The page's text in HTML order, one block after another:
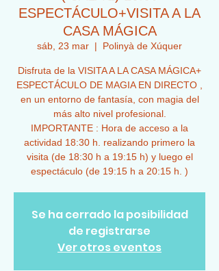
ESPECTÁCULO+VISITA A LA
CASA MÁGICA
sáb, 23 mar
  |
Polinyà de Xúquer
Disfruta de la VISITA A LA CASA MÁGICA+
ESPECTÁCULO DE MAGIA EN DIRECTO ,
en un entorno de fantasía, con magia del
más alto nivel profesional.
IMPORTANTE : Hora de acceso a la
actividad 18:30 h. realizando primero la
visita (de 18:30 h a 19:15 h) y luego el
espectáculo (de 19:15 h a 20:15 h. )
Se ha cerrado la posibilidad
de registrarse
Ver otros eventos